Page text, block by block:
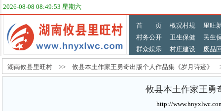
2026-08-08 08:49:53 星期六
首 页 概况村规
里旺
村务公开
卫生保健
民生
群众娱乐
村庄建设 废品
湖南攸县里旺村 >> 攸县本土作家王勇奇出版个人作品集《岁月诗迹
攸县本土作家王勇
http://